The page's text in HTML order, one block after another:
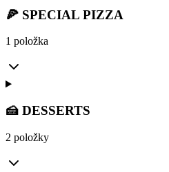
🍕 SPECIAL PIZZA
1 položka
🍰 DESSERTS
2 položky